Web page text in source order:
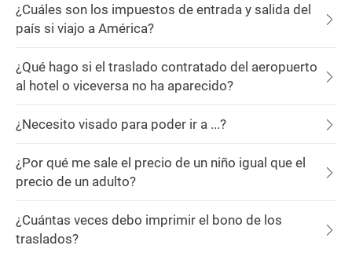
¿Cuáles son los impuestos de entrada y salida del
país si viajo a América?
¿Qué hago si el traslado contratado del aeropuerto
al hotel o viceversa no ha aparecido?
¿Necesito visado para poder ir a ...?
¿Por qué me sale el precio de un niño igual que el
precio de un adulto?
¿Cuántas veces debo imprimir el bono de los
traslados?